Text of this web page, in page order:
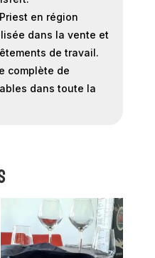
en région
dans la vente et
de travail.
complète de
dans toute la